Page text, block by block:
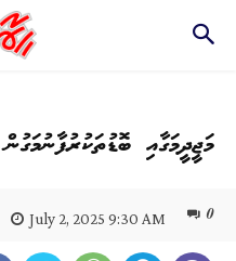
މަޖީދީމަގާއި ބޮޑުތަކުރުފާނުމަގުން 422 އުޅަނދު ޓޯވ ކޮށްފި
July 2, 2025 9:30 AM 0